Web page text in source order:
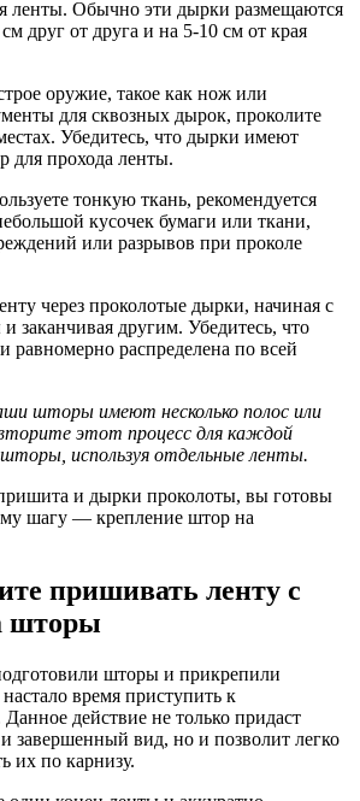
ленты. Обычно эти дырки размещаются
друг от друга и на 5-10 см от края
оружие, такое как нож или
для сквозных дырок, проколите
Убедитесь, что дырки имеют
для прохода ленты.
тонкую ткань, рекомендуется
кусочек бумаги или ткани,
или разрывов при проколе
через проколотые дырки, начиная с
заканчивая другим. Убедитесь, что
равномерно распределена по всей
шторы имеют несколько полос или
этот процесс для каждой
используя отдельные ленты.
пришита и дырки проколоты, вы готовы
шагу — крепление штор на
пришивать ленту с
шторы
шторы и прикрепили
время приступить к
действие не только придаст
завершенный вид, но и позволит легко
их по карнизу.